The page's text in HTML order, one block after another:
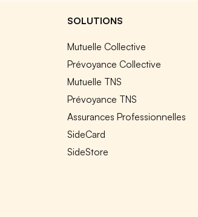
SOLUTIONS
Mutuelle Collective
Prévoyance Collective
Mutuelle TNS
Prévoyance TNS
Assurances Professionnelles
SideCard
SideStore